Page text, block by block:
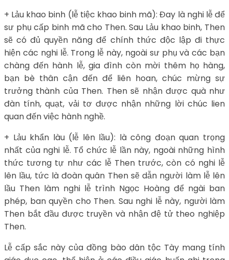
+ Lảu khao binh (lễ tiệc khao binh mã): Đay là nghi lễ để
sư phụ cấp binh mã cho Then. Sau Lảu khao binh, Then
sẽ có đủ quyền năng để chính thức độc lập đi thực
hiện các nghi lễ. Trong lễ này, ngoài sư phụ và các bạn
chàng đến hành lễ, gia đình còn mời thêm họ hàng,
bạn bè thân cận đến để liên hoan, chúc mừng sự
trưởng thành của Then. Then sẽ nhận được quà như
đàn tính, quạt, vải tơ được nhận những lời chúc lien
quan đến việc hành nghề.
+ Lảu khẩn làu (lễ lên lầu): là công đoạn quan trọng
nhất của nghi lễ. Tổ chức lễ lần này, ngoài những hình
thức tương tự như các lễ Then trước, còn có nghi lễ
lên lầu, tức là đoàn quân Then sẽ dẫn người làm lễ lên
lầu Then làm nghi lễ trình Ngọc Hoàng để ngài ban
phép, ban quyền cho Then. Sau nghi lễ này, người làm
Then bắt đầu được truyền và nhận đệ tử theo nghiệp
Then.
Lễ cấp sắc này của đồng bào dân tộc Tày mang tính